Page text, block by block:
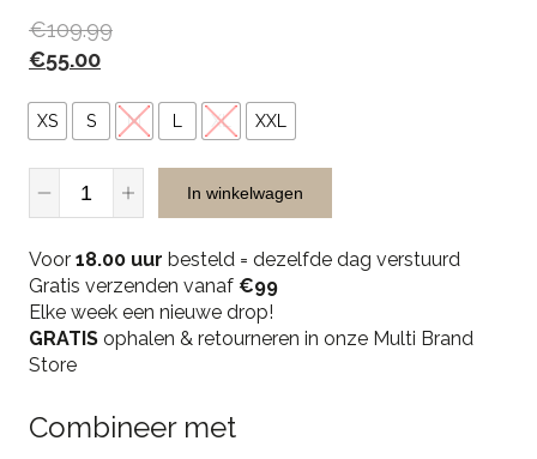
€109.99
€55.00
XS S M XL XXL
Malelions
Men
Zip
Cardigan
-
Black
quantity
In winkelwagen
Voor 18.00 uur besteld = dezelfde dag verstuurd
Gratis verzenden vanaf €99
Elke week een nieuwe drop!
GRATIS ophalen & retourneren in onze Multi Brand
Store
Combineer met